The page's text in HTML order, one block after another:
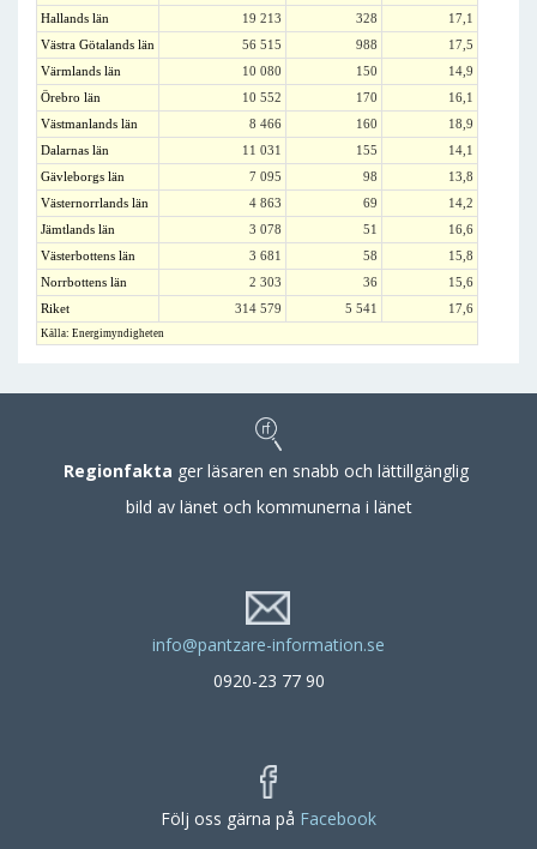
Hallands län
19 213 328
17,1
Västra Götalands län
56 515 988
17,5
Värmlands län
10 080 150
14,9
Örebro län
10 552 170
16,1
Västmanlands län
8 466 160
18,9
Dalarnas län
11 031 155
14,1
Gävleborgs län
7 095 98
13,8
Västernorrlands län
4 863 69
14,2
Jämtlands län
3 078 51
16,6
Västerbottens län
3 681 58
15,8
Norrbottens län
2 303 36
15,6
Riket
314 579 5 541 17,6
Källa: Energimyndigheten
Regionfakta ger läsaren en snabb och lättillgänglig
bild av länet och kommunerna i länet
info@pantzare-information.se
0920-23 77 90
Följ oss gärna på Facebook